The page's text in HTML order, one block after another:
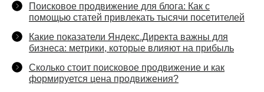
Поисковое продвижение для блога: Как с
помощью статей привлекать тысячи посетителей
Какие показатели Яндекс.Директа важны для
бизнеса: метрики, которые влияют на прибыль
Сколько стоит поисковое продвижение и как
формируется цена продвижения?